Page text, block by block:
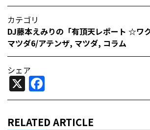
カテゴリ
DJ藤本えみりの「有頂天レポート ☆ワ
マツダ6/アテンザ, マツダ, コラム
シェア
X
RELATED ARTICLE